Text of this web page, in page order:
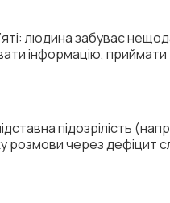
людина забуває
інформацію,
підозрілість
розмови через дефіцит